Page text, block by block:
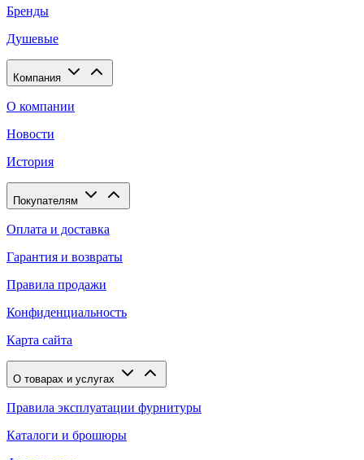
Бренды
Душевые
Компания
О компании
Новости
История
Покупателям
Оплата и доставка
Гарантия и возвраты
Правила продажи
Конфиденциальность
Карта сайта
О товарах и услугах
Правила эксплуатации фурнитуры
Каталоги и брошюры